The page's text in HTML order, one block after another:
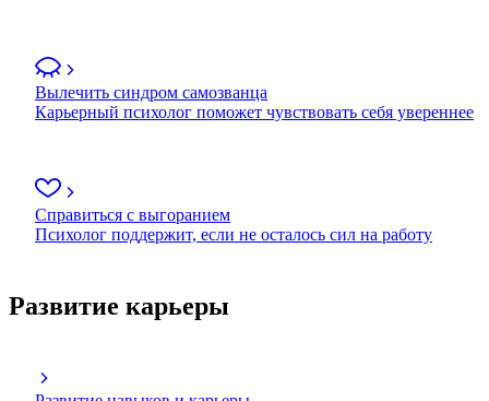
Вылечить синдром самозванца
Карьерный психолог поможет чувствовать себя увереннее
Справиться с выгоранием
Психолог поддержит, если не осталось сил на работу
Развитие карьеры